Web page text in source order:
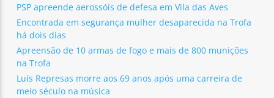
PSP apreende aerossóis de defesa em Vila das Aves
Encontrada em segurança mulher desaparecida na Trofa
há dois dias
Apreensão de 10 armas de fogo e mais de 800 munições
na Trofa
Luís Represas morre aos 69 anos após uma carreira de
meio século na música